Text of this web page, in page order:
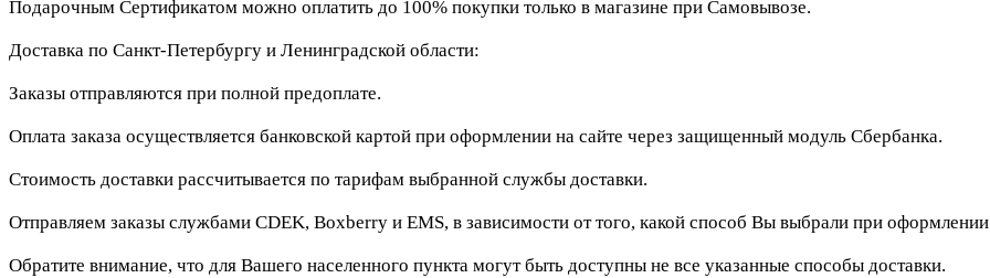
Подарочным Сертификатом можно оплатить до 100% покупки только в магазине при Самовывозе.
Доставка по Санкт-Петербургу и Ленинградской области:
Заказы отправляются при полной предоплате.
Оплата заказа осуществляется банковской картой при оформлении на сайте через защищенный модуль Сбербанка.
Стоимость доставки рассчитывается по тарифам выбранной службы доставки.
Отправляем заказы службами CDEK, Boxberry и EMS, в зависимости от того, какой способ Вы выбрали при
Обратите внимание, что для Вашего населенного пункта могут быть доступны не все указанные способы доставки.